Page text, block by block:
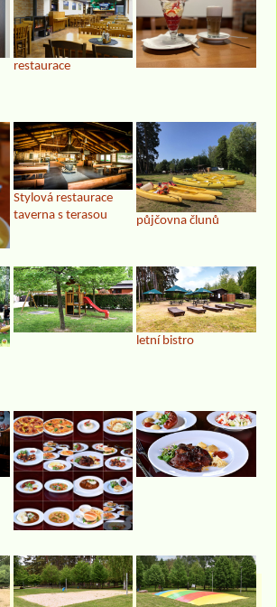
restaurace
Stylová restaurace
taverna s terasou
půjčovna člunů
letní bistro